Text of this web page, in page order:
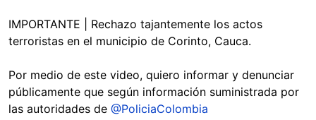
IMPORTANTE | Rechazo tajantemente los actos
terroristas en el municipio de Corinto, Cauca.
Por medio de este video, quiero informar y denunciar
públicamente que según información suministrada por
las autoridades de @PoliciaColombia